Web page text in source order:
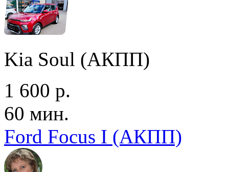
Kia Soul (АКПП)
1 600 р.
60 мин.
Ford Focus I (АКПП)